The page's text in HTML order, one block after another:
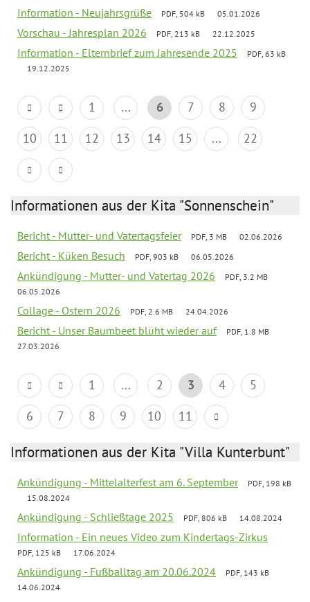
Information - Neujahrsgrüße PDF, 504 kB 05.01.2026
Vorschau - Jahresplan 2026 PDF, 213 kB 22.12.2025
Information - Elternbrief zum Jahresende 2025
PDF, 63 kB
19.12.2025
1 ... 6 7 8
9
10
11 12 13 14 15 ... 22
Informationen aus der Kita "Sonnenschein"
Bericht - Mutter- und Vatertagsfeier PDF, 3 MB 02.06.2026
Bericht - Küken Besuch PDF, 903 kB 06.05.2026
Ankündigung - Mutter- und Vatertag 2026
PDF, 3.2 MB
06.05.2026
Collage - Ostern 2026 PDF, 2.6 MB 24.04.2026
Bericht - Unser Baumbeet blüht wieder auf
PDF, 1.8 MB
27.03.2026
1 ... 2 3 4
5
6
7 8 9 10 11
Informationen aus der Kita "Villa Kunterbunt"
Ankündigung - Mittelalterfest am 6. September
PDF, 198 kB
15.08.2024
Ankündigung - Schließtage 2025 PDF, 806 kB 14.08.2024
Information - Ein neues Video zum Kindertags-Zirkus
PDF, 125 kB 17.06.2024
Ankündigung - Fußballtag am 20.06.2024
PDF, 143 kB
14.06.2024